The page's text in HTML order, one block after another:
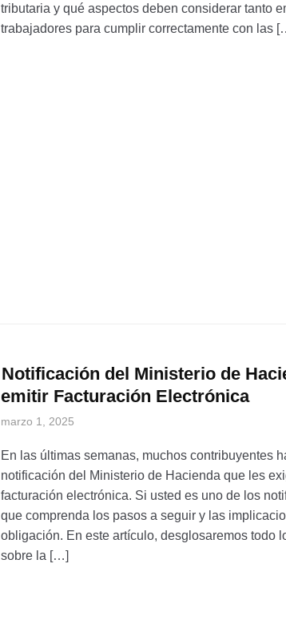
tributaria y qué aspectos deben considerar tanto
trabajadores para cumplir correctamente con las
Notificación del Ministerio de
emitir Facturación Electrónica
marzo 1, 2025
En las últimas semanas, muchos contribuyentes
notificación del Ministerio de Hacienda que les
facturación electrónica. Si usted es uno de los
que comprenda los pasos a seguir y las
obligación. En este artículo, desglosaremos todo
sobre la […]